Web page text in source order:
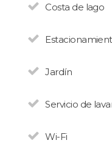
VOLVER
Costa de lago
Jardín
Servicio de
Wi-Fi